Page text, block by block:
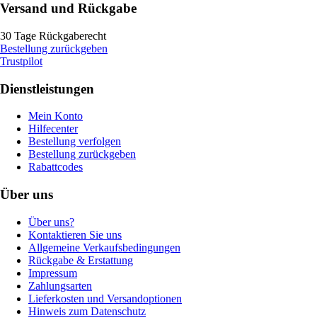
Versand und Rückgabe
30 Tage Rückgaberecht
Bestellung zurückgeben
Trustpilot
Dienstleistungen
Mein Konto
Hilfecenter
Bestellung verfolgen
Bestellung zurückgeben
Rabattcodes
Über uns
Über uns?
Kontaktieren Sie uns
Allgemeine Verkaufsbedingungen
Rückgabe & Erstattung
Impressum
Zahlungsarten
Lieferkosten und Versandoptionen
Hinweis zum Datenschutz